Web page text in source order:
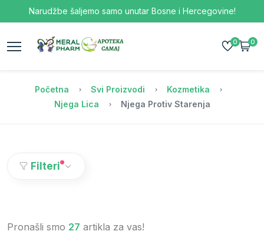
Narudžbe šaljemo samo unutar Bosne i Hercegovine!
0 0
Početna Svi Proizvodi
Kozmetika
Njega Lica
Njega Protiv Starenja
Filteri
Pronašli smo 27 artikla za vas!